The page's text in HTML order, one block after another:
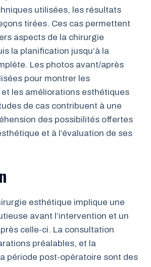
utilisées, les résultats
tirées. Ces cas permettent
aspects de la chirurgie
la planification jusqu’à la
Les photos avant/après
pour montrer les
les améliorations esthétiques
de cas contribuent à une
des possibilités offertes
et à l’évaluation de ses
esthétique implique une
avant l’intervention et un
celle-ci. La consultation
préalables, et la
période post-opératoire sont des